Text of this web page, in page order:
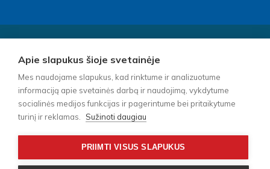
paslaugų centras „Klaipėdos lakštutė“ – Kopijuoti turinį be
raštiško įstaigos vadovo sutikimo griežtai draudžiama.
Interneto svetainės įstaigoms
www.svetainesistaigoms.lt
Apie slapukus šioje svetainėje
Mes naudojame slapukus, kad rinktume ir analizuotume
informaciją apie svetainės darbą ir naudojimą, vykdytume
socialinės medijos funkcijas ir pagerintume bei pritaikytume
turinį ir reklamas.
Sužinoti daugiau
PRIIMTI VISUS SLAPUKUS